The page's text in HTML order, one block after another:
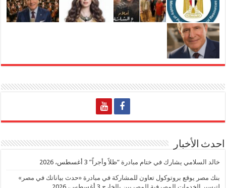
احدث الأخبار
خالد السلامي يشارك في ختام مبادرة “ظلاً وأجراً” 3 أغسطس، 2026
بنك مصر يوقع بروتوكول تعاون للمشاركة في مبادرة «حدث بياناتك في مصر»